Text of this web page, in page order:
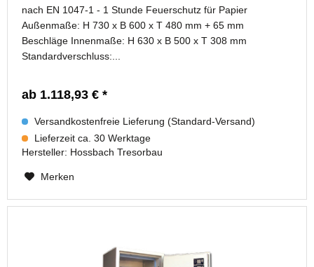
nach EN 1047-1 - 1 Stunde Feuerschutz für Papier
Außenmaße: H 730 x B 600 x T 480 mm + 65 mm
Beschläge Innenmaße: H 630 x B 500 x T 308 mm
Standardverschluss:...
ab 1.118,93 € *
Versandkostenfreie Lieferung (Standard-Versand)
Lieferzeit ca. 30 Werktage
Hersteller: Hossbach Tresorbau
Merken